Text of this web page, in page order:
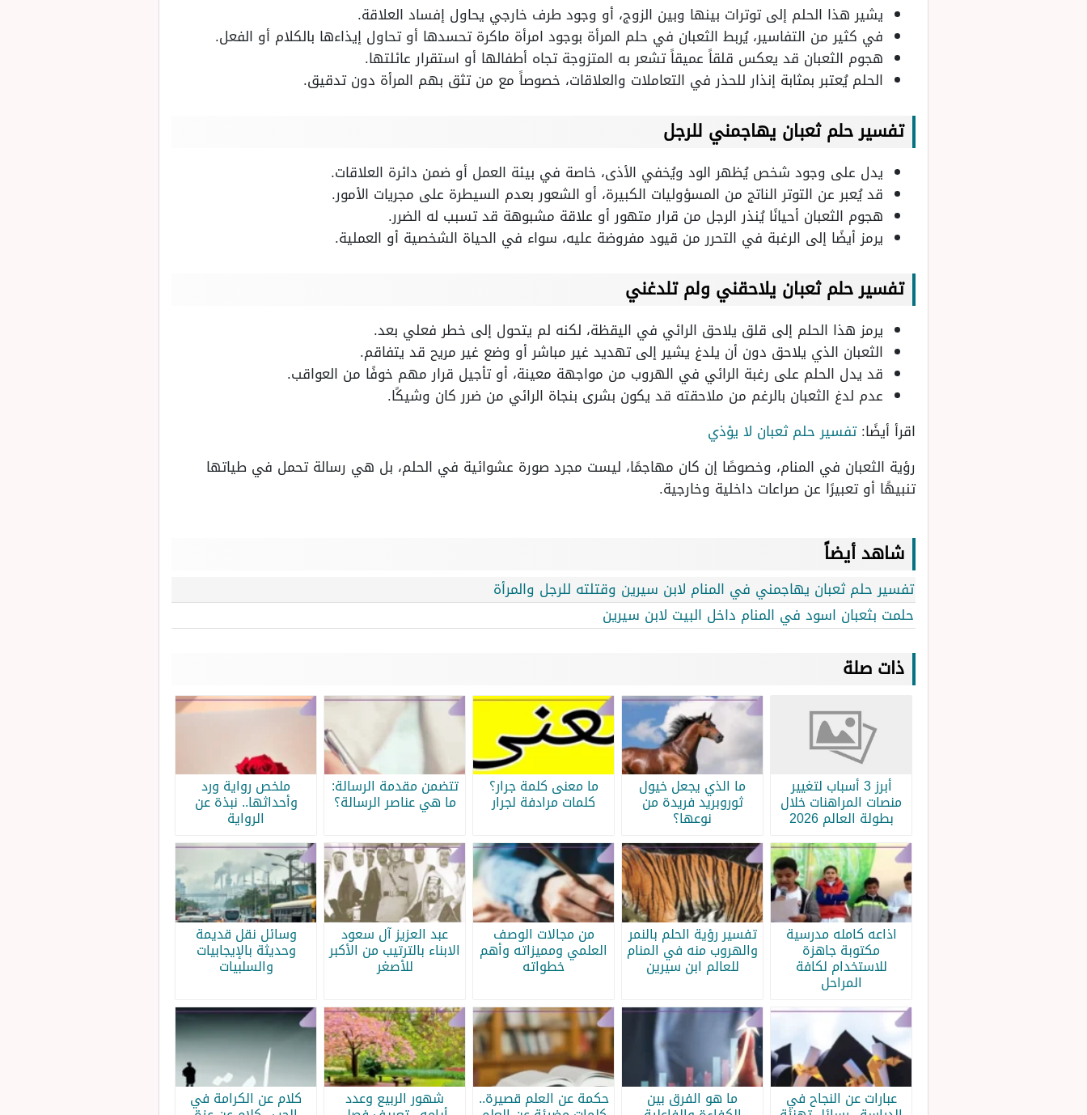
يشير هذا الحلم إلى توترات بينها وبين الزوج، أو وجود طرف خارجي يحاول إفساد العلاقة.
في كثير من التفاسير، يُربط الثعبان في حلم المرأة بوجود امرأة ماكرة تحسدها أو تحاول إيذاءها بالكلام أو الفعل.
هجوم الثعبان قد يعكس قلقاً عميقاً تشعر به المتزوجة تجاه أطفالها أو استقرار عائلتها.
الحلم يُعتبر بمثابة إنذار للحذر في التعاملات والعلاقات، خصوصاً مع من تثق بهم المرأة دون تدقيق.
تفسير حلم ثعبان يهاجمني للرجل
يدل على وجود شخص يُظهر الود ويُخفي الأذى، خاصة في بيئة العمل أو ضمن دائرة العلاقات.
قد يُعبر عن التوتر الناتج من المسؤوليات الكبيرة، أو الشعور بعدم السيطرة على مجريات الأمور.
هجوم الثعبان أحيانًا يُنذر الرجل من قرار متهور أو علاقة مشبوهة قد تسبب له الضرر.
يرمز أيضًا إلى الرغبة في التحرر من قيود مفروضة عليه، سواء في الحياة الشخصية أو العملية.
تفسير حلم ثعبان يلاحقني ولم تلدغني
يرمز هذا الحلم إلى قلق يلاحق الرائي في اليقظة، لكنه لم يتحول إلى خطر فعلي بعد.
الثعبان الذي يلاحق دون أن يلدغ يشير إلى تهديد غير مباشر أو وضع غير مريح قد يتفاقم.
قد يدل الحلم على رغبة الرائي في الهروب من مواجهة معينة، أو تأجيل قرار مهم خوفًا من العواقب.
عدم لدغ الثعبان بالرغم من ملاحقته قد يكون بشرى بنجاة الرائي من ضرر كان وشيكًا.
اقرأ أيضًا:تفسير حلم ثعبان لا يؤذي
رؤية الثعبان في المنام، وخصوصًا إن كان مهاجمًا، ليست مجرد صورة عشوائية في الحلم، بل هي رسالة تحمل في طياتها
تنبيهًا أو تعبيرًا عن صراعات داخلية وخارجية.
شاهد أيضاً
تفسير حلم ثعبان يهاجمني في المنام لابن سيرين وقتلته للرجل والمرأة
حلمت بثعبان اسود في المنام داخل البيت لابن سيرين
ذات صلة
أبرز 3 أسباب لتغيير
منصات المراهنات خلال
بطولة العالم 2026
ما الذي يجعل خيول
ثوروبريد فريدة من
نوعها؟
ما معنى كلمة جرار؟
كلمات مرادفة لجرار
تتضمن مقدمة الرسالة:
ما هي عناصر الرسالة؟
ملخص رواية ورد
وأحداثها.. نبذة عن
الرواية
اذاعه كامله مدرسية
مكتوبة جاهزة
للاستخدام لكافة
المراحل
تفسير رؤية الحلم بالنمر
والهروب منه في المنام
للعالم ابن سيرين
من مجالات الوصف
العلمي ومميزاته وأهم
خطواته
عبد العزيز آل سعود
الابناء بالترتيب من الأكبر
للأصغر
وسائل نقل قديمة
وحديثة بالإيجابيات
والسلبيات
عبارات عن النجاح في ما هو الفرق بين حكمة عن العلم قصيرة.. شهور الربيع وعدد كلام عن الكرامة في